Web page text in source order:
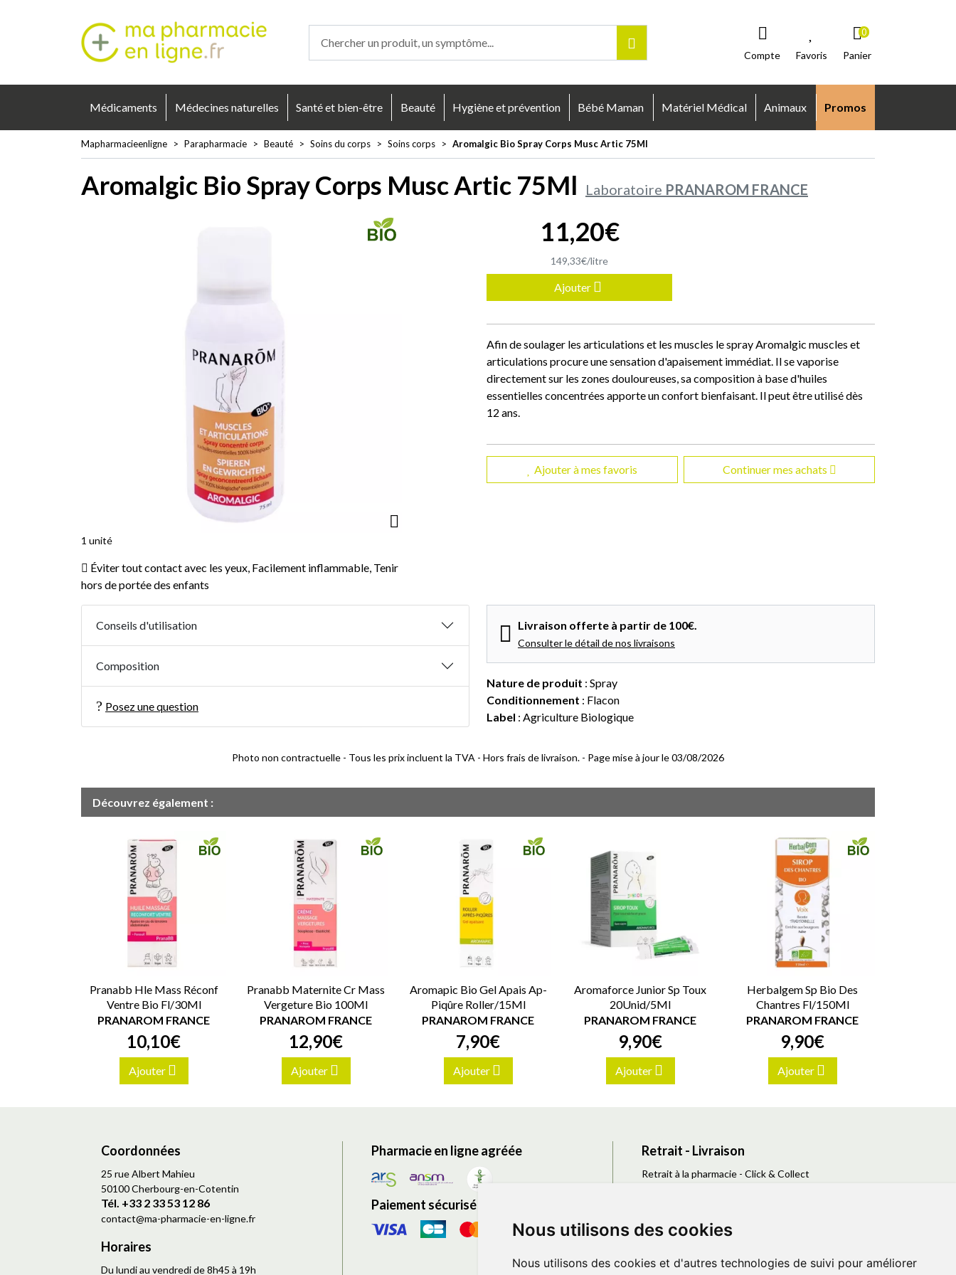
Nous utilisons des cookies
Nous utilisons des cookies et d'autres technologies de suivi pour améliorer
Compte Favoris Panier
0
Médicaments Médecines naturelles Santé et bien-être Beauté Hygiène et prévention Bébé Maman Matériel Médical Animaux Promos
Mapharmacieenligne Parapharmacie Beauté Soins du corps Soins corps Aromalgic Bio Spray Corps Musc Artic 75Ml
Aromalgic Bio Spray Corps Musc Artic 75Ml Laboratoire PRANAROM FRANCE
1 unité
Éviter tout contact avec les yeux, Facilement inflammable, Tenir
hors de portée des enfants
11,20€
149,33€/litre
Ajouter
Afin de soulager les articulations et les muscles le spray Aromalgic muscles et
articulations procure une sensation d'apaisement immédiat. Il se vaporise
directement sur les zones douloureuses, sa composition à base d'huiles
essentielles concentrées apporte un confort bienfaisant. Il peut être utilisé dès
12 ans.
Ajouter à mes favoris Continuer mes achats
Conseils d'utilisation
Composition
Posez une question
Livraison offerte à partir de 100€.
Consulter le détail de nos livraisons
Nature de produit : Spray
Conditionnement : Flacon
Label : Agriculture Biologique
Photo non contractuelle - Tous les prix incluent la TVA - Hors frais de livraison. - Page mise à jour le 03/08/2026
Découvrez également :
Pranabb Hle Mass Réconf
Ventre Bio Fl/30Ml
PRANAROM FRANCE
10,10€
Ajouter
Pranabb Maternite Cr Mass
Vergeture Bio 100Ml
PRANAROM FRANCE
12,90€
Ajouter
Aromapic Bio Gel Apais Ap-
Piqûre Roller/15Ml
PRANAROM FRANCE
7,90€
Ajouter
Aromaforce Junior Sp Toux
20Unid/5Ml
PRANAROM FRANCE
9,90€
Ajouter
Herbalgem Sp Bio Des
Chantres Fl/150Ml
PRANAROM FRANCE
9,90€
Ajouter
Coordonnées
25 rue Albert Mahieu
50100 Cherbourg-en-Cotentin
Tél. +33 2 33 53 12 86
contact@ma-pharmacie-en-ligne.fr
Horaires
Du lundi au vendredi de 8h45 à 19h
Pharmacie en ligne agréée
Paiement sécurisé
Retrait - Livraison
Retrait à la pharmacie - Click & Collect